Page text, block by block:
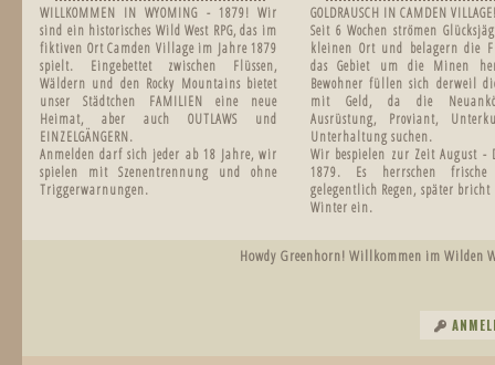
WILLKOMMEN IN WYOMING - 1879! Wir
sind ein historisches Wild West RPG, das im
fiktiven Ort Camden Village im Jahre 1879
spielt. Eingebettet zwischen Flüssen,
Wäldern und den Rocky Mountains bietet
unser Städtchen FAMILIEN eine neue
Heimat, aber auch OUTLAWS und
EINZELGÄNGERN.
Anmelden darf sich jeder ab 18 Jahre, wir
spielen mit Szenentrennung und ohne
Triggerwarnungen.
GOLDRAUSCH IN CAMDEN
Seit 6 Wochen strömen
kleinen Ort und belagern die
das Gebiet um die Minen
Bewohner füllen sich derweil
mit Geld, da die
Ausrüstung, Proviant,
Unterhaltung suchen.
Wir bespielen zur Zeit August -
1879. Es herrschen
gelegentlich Regen, später
Winter ein.
Howdy Greenhorn! Willkommen im Wilden